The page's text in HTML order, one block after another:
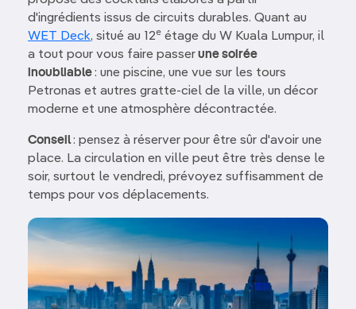
d'ingrédients issus de circuits durables. Quant au
WET Deck, situé au 12e étage du W Kuala Lumpur, il
a tout pour vous faire passerune soirée
inoubliable: une piscine, une vue sur les tours
Petronas et autres gratte-ciel de la ville, un décor
moderne et une atmosphère décontractée.
Conseil: pensez à réserver pour être sûr d'avoir une
place. La circulation en ville peut être très dense le
soir, surtout le vendredi, prévoyez suffisamment de
temps pour vos déplacements.
Image